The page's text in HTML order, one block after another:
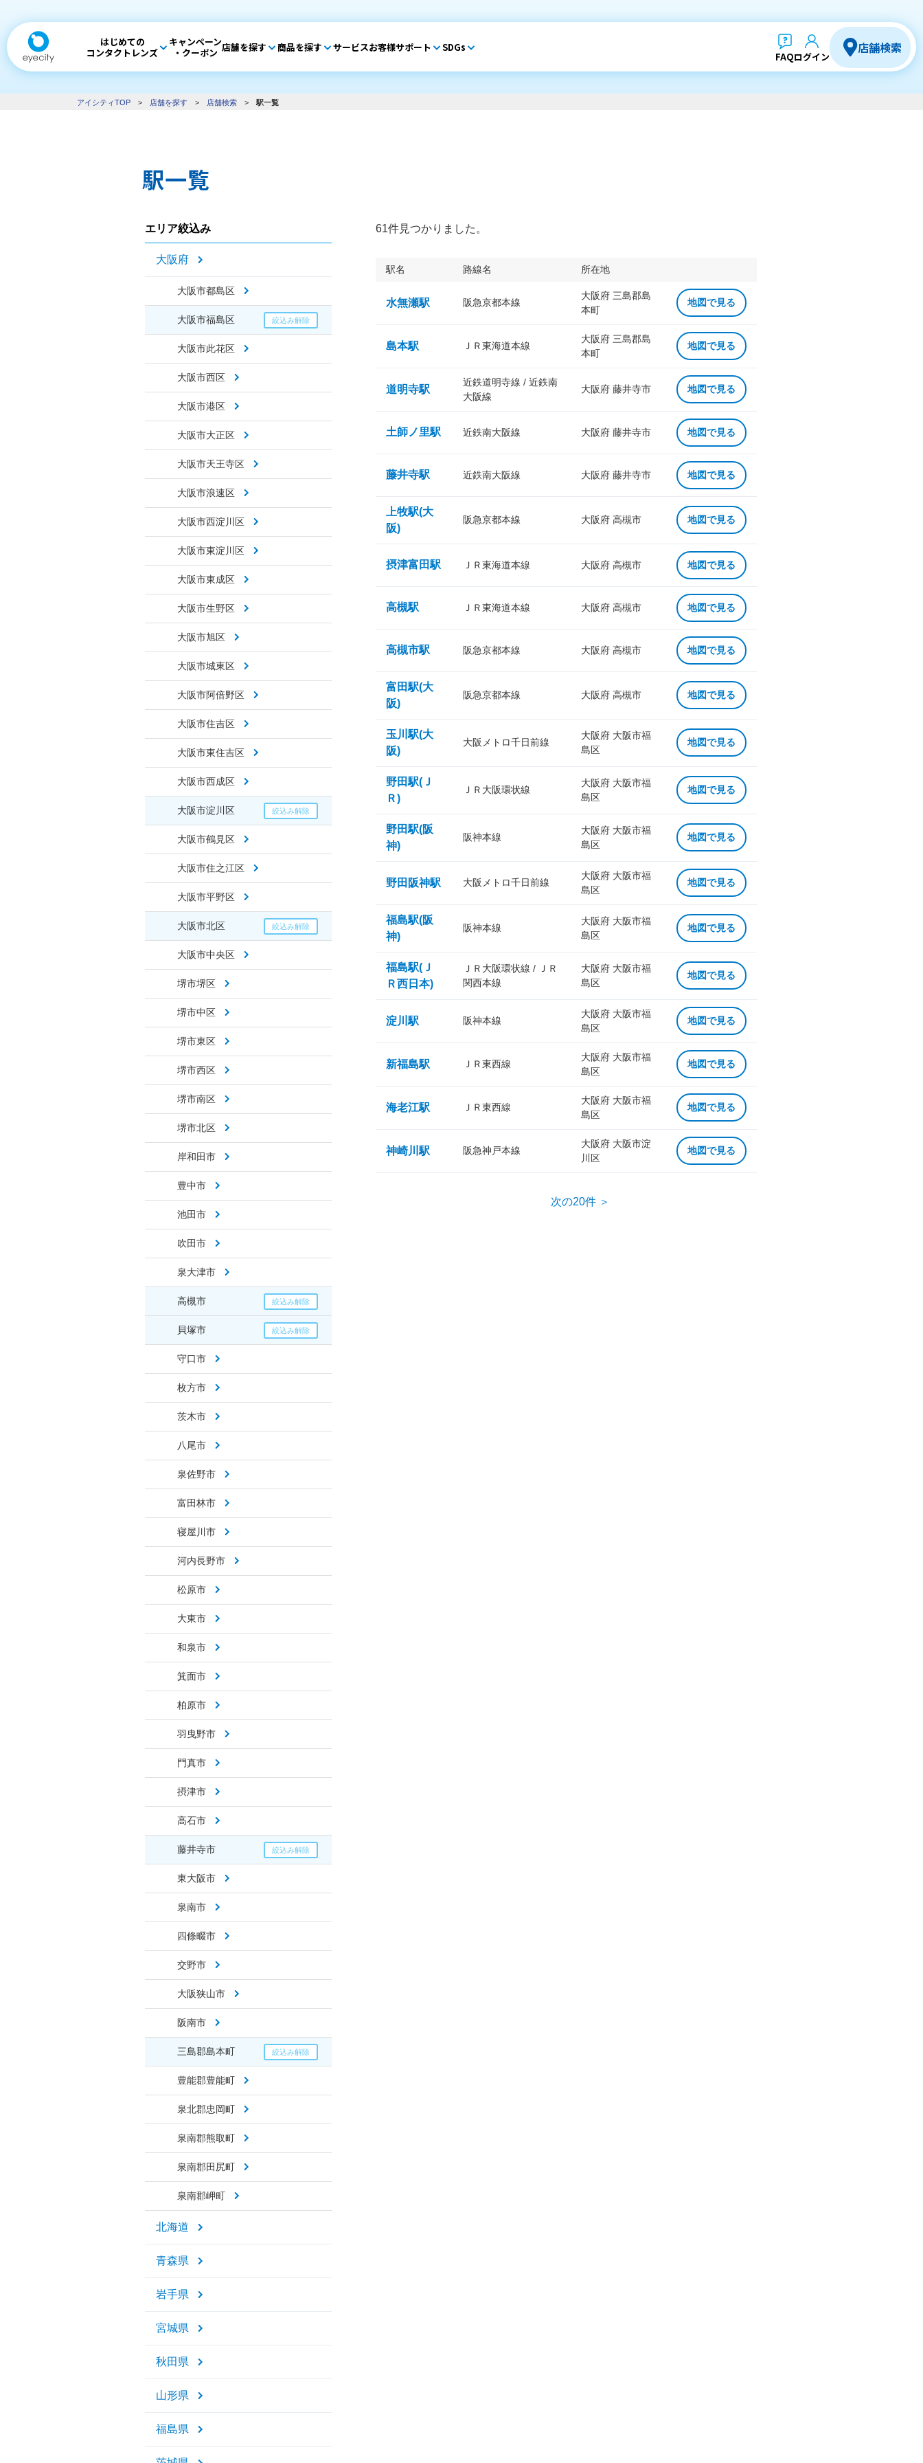
はじめての
コンタクトレンズ
キャンペーン
・クーポン 店舗を探す 商品を探す サービスお客様サポート SDGs
FAQログイン
店舗検索
アイシティTOP > 店舗を探す > 店舗検索 > 駅一覧
駅一覧
エリア絞込み
大阪府
大阪市都島区
大阪市福島区
大阪市此花区
大阪市西区
大阪市港区
大阪市大正区
大阪市天王寺区
大阪市浪速区
大阪市西淀川区
大阪市東淀川区
大阪市東成区
大阪市生野区
大阪市旭区
大阪市城東区
大阪市阿倍野区
大阪市住吉区
大阪市東住吉区
大阪市西成区
大阪市淀川区
大阪市鶴見区
大阪市住之江区
大阪市平野区
大阪市北区
大阪市中央区
堺市堺区
堺市中区
堺市東区
堺市西区
堺市南区
堺市北区
岸和田市
豊中市
池田市
吹田市
泉大津市
高槻市
貝塚市
守口市
枚方市
茨木市
八尾市
泉佐野市
富田林市
寝屋川市
河内長野市
松原市
大東市
和泉市
箕面市
柏原市
羽曳野市
門真市
摂津市
高石市
藤井寺市
東大阪市
泉南市
四條畷市
交野市
大阪狭山市
阪南市
三島郡島本町
豊能郡豊能町
泉北郡忠岡町
泉南郡熊取町
泉南郡田尻町
泉南郡岬町
北海道
青森県
岩手県
宮城県
秋田県
山形県
福島県
61件見つかりました。
駅名 路線名 所在地
水無瀬駅 阪急京都本線
大阪府 三島郡島
本町
地図で見る
島本駅 ＪＲ東海道本線
大阪府 三島郡島
本町
地図で見る
道明寺駅
近鉄道明寺線 / 近鉄南
大阪線
大阪府 藤井寺市 地図で見る
土師ノ里駅 近鉄南大阪線 大阪府 藤井寺市 地図で見る
藤井寺駅 近鉄南大阪線 大阪府 藤井寺市 地図で見る
上牧駅(大
阪)
阪急京都本線 大阪府 高槻市 地図で見る
摂津富田駅 ＪＲ東海道本線 大阪府 高槻市 地図で見る
高槻駅 ＪＲ東海道本線 大阪府 高槻市 地図で見る
高槻市駅 阪急京都本線 大阪府 高槻市 地図で見る
富田駅(大
阪)
阪急京都本線 大阪府 高槻市 地図で見る
玉川駅(大
阪)
大阪メトロ千日前線
大阪府 大阪市福
島区
地図で見る
野田駅(Ｊ
Ｒ)
ＪＲ大阪環状線
大阪府 大阪市福
島区
地図で見る
野田駅(阪
神)
阪神本線
大阪府 大阪市福
島区
地図で見る
野田阪神駅 大阪メトロ千日前線
大阪府 大阪市福
島区
地図で見る
福島駅(阪
神)
阪神本線
大阪府 大阪市福
島区
地図で見る
福島駅(Ｊ
Ｒ西日本)
ＪＲ大阪環状線 / ＪＲ
関西本線
大阪府 大阪市福
島区
地図で見る
淀川駅 阪神本線
大阪府 大阪市福
島区
地図で見る
新福島駅 ＪＲ東西線
大阪府 大阪市福
島区
地図で見る
海老江駅 ＪＲ東西線
大阪府 大阪市福
島区
地図で見る
神崎川駅 阪急神戸本線
大阪府 大阪市淀
川区
地図で見る
次の20件 ＞